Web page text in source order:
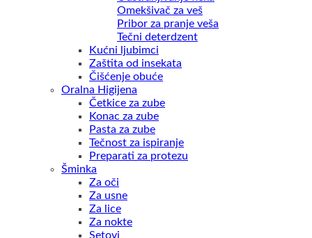
Omekšivač za veš
Pribor za pranje veša
Tečni deterdzent
Kućni ljubimci
Zaštita od insekata
Čišćenje obuće
Oralna Higijena
Četkice za zube
Konac za zube
Pasta za zube
Tečnost za ispiranje
Preparati za protezu
Šminka
Za oči
Za usne
Za lice
Za nokte
Setovi